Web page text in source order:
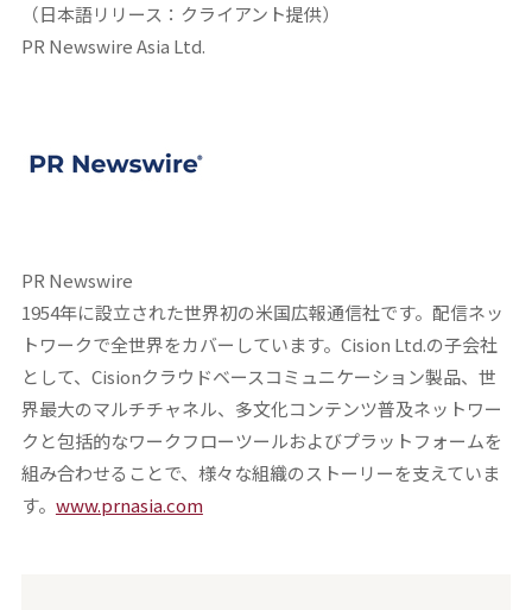
（日本語リリース：クライアント提供）
PR Newswire Asia Ltd.
PR Newswire
1954年に設立された世界初の米国広報通信社です。配信ネッ
トワークで全世界をカバーしています。Cision Ltd.の子会社
として、Cisionクラウドベースコミュニケーション製品、世
界最大のマルチチャネル、多文化コンテンツ普及ネットワー
クと包括的なワークフローツールおよびプラットフォームを
組み合わせることで、様々な組織のストーリーを支えていま
す。 www.prnasia.com